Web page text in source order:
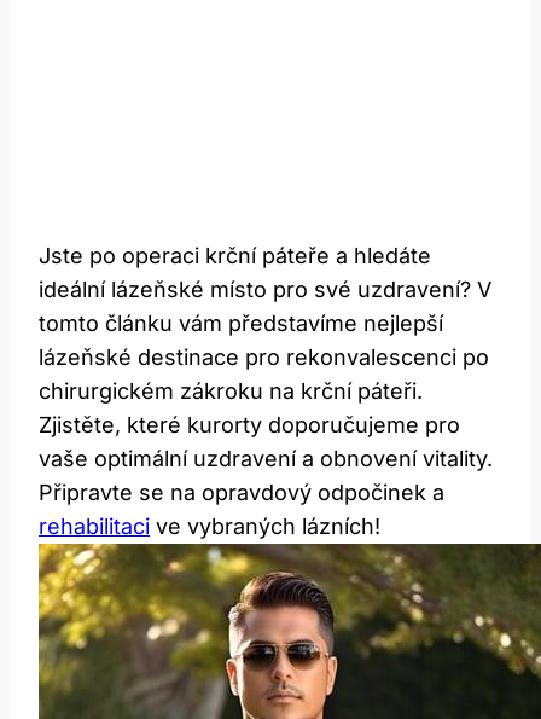
Jste po operaci krční páteře a hledáte
ideální lázeňské místo pro své uzdravení? V
tomto článku vám představíme nejlepší
lázeňské destinace pro rekonvalescenci po
chirurgickém zákroku na krční páteři.
Zjistěte, které kurorty doporučujeme pro
vaše optimální uzdravení a obnovení vitality.
Připravte se na opravdový odpočinek a
rehabilitaci ve vybraných lázních!